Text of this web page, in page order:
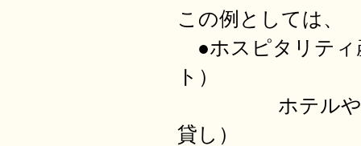
この例としては、
●ホスピタリティ
ト）
ホテルや旅館
貸し）